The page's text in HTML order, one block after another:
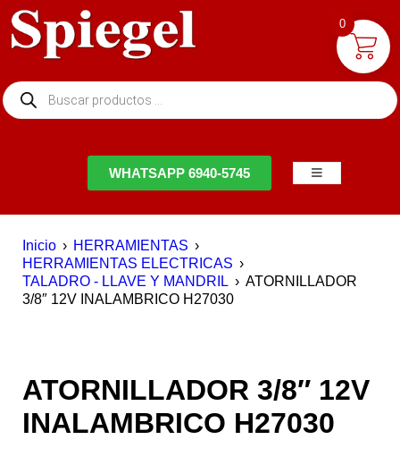
WHATSAPP 6940-5745
Inicio › HERRAMIENTAS ›
HERRAMIENTAS ELECTRICAS ›
TALADRO - LLAVE Y MANDRIL › ATORNILLADOR
3/8″ 12V INALAMBRICO H27030
ATORNILLADOR 3/8″ 12V
INALAMBRICO H27030
0